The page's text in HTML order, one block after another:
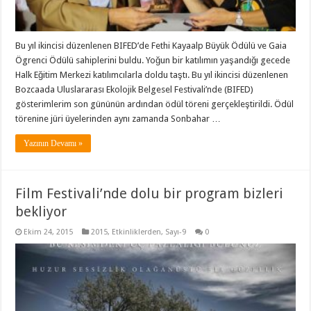
Bu yıl ikincisi düzenlenen BIFED’de Fethi Kayaalp Büyük Ödülü ve Gaia
Ögrenci Ödülü sahiplerini buldu. Yoğun bir katılımın yaşandığı gecede
Halk Eğitim Merkezi katılımcılarla doldu taştı. Bu yıl ikincisi düzenlenen
Bozcaada Uluslararası Ekolojik Belgesel Festivali’nde (BIFED)
gösterimlerim son gününün ardından ödül töreni gerçekleştirildi. Ödül
törenine jüri üyelerinden aynı zamanda Sonbahar …
Yazının Devamı »
Film Festivali’nde dolu bir program bizleri
bekliyor
Ekim 24, 2015 2015, Etkinliklerden, Sayı-9 0